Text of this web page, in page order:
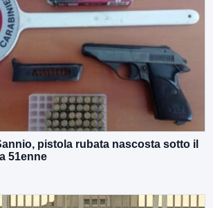
pistola rubata nascosta sotto il
51enne